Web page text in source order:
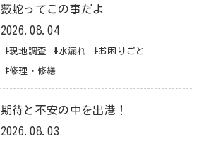
薮蛇ってこの事だよ
2026.08.04
#現地調査 #水漏れ #お困りごと
#修理・修繕
期待と不安の中を出港！
2026.08.03